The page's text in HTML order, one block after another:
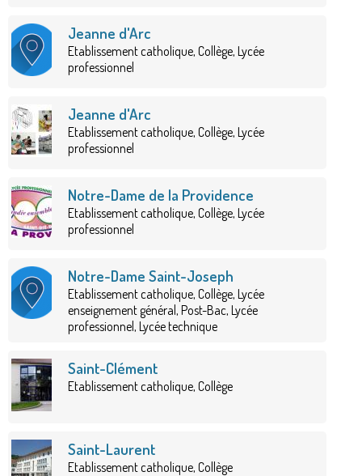
Jeanne d'Arc
Etablissement catholique, Collège, Lycée
professionnel
Jeanne d'Arc
Etablissement catholique, Collège, Lycée
professionnel
Notre-Dame de la Providence
Etablissement catholique, Collège, Lycée
professionnel
Notre-Dame Saint-Joseph
Etablissement catholique, Collège, Lycée
enseignement général, Post-Bac, Lycée
professionnel, Lycée technique
Saint-Clément
Etablissement catholique, Collège
Saint-Laurent
Etablissement catholique, Collège